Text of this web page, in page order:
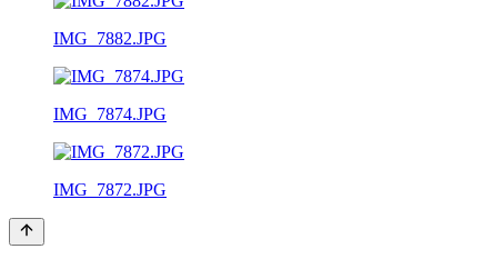
IMG_7882.JPG
IMG_7874.JPG
IMG_7872.JPG